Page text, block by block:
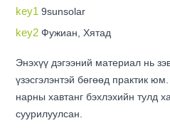
key19sunsolar
key2Фужиан, Хятад
Энэхүү дэгээний материал нь
үзэсгэлэнтэй бөгөөд практик
нарны хавтанг бэхлэхийн тулд
суурилуулсан.